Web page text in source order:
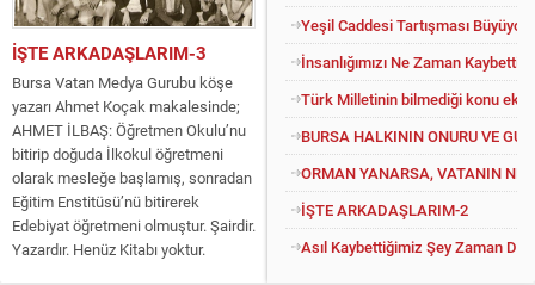
İŞTE ARKADAŞLARIM-3
Bursa Vatan Medya Gurubu köşe
yazarı Ahmet Koçak makalesinde;
AHMET İLBAŞ: Öğretmen Okulu’nu
bitirip doğuda İlkokul öğretmeni
olarak mesleğe başlamış, sonradan
Eğitim Enstitüsü’nü bitirerek
Edebiyat öğretmeni olmuştur. Şairdir.
Yazardır. Henüz Kitabı yoktur.
Yeşil Caddesi Tartışması Büyüyor
İnsanlığımızı Ne Zaman Kaybettik?
Türk Milletinin bilmediği konu
BURSA HALKININ ONURU VE
ORMAN YANARSA, VATANIN
İŞTE ARKADAŞLARIM-2
Asıl Kaybettiğimiz Şey Zaman